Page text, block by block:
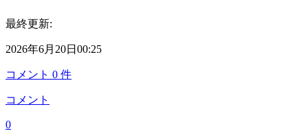
最終更新:
2026年6月20日00:25
コメント 0 件
コメント
0